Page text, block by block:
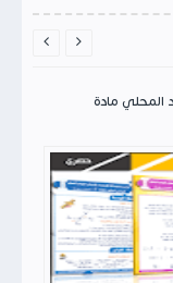
المحلي مادة
 